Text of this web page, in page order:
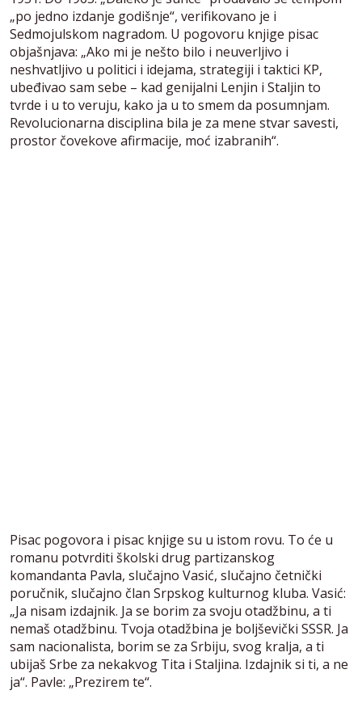
„po jedno izdanje godišnje“, verifikovano je i
Sedmojulskom nagradom. U pogovoru knjige pisac
objašnjava: „Ako mi je nešto bilo i neuverljivo i
neshvatljivo u politici i idejama, strategiji i taktici KP,
ubeđivao sam sebe – kad genijalni Lenjin i Staljin to
tvrde i u to veruju, kako ja u to smem da posumnjam.
Revolucionarna disciplina bila je za mene stvar savesti,
prostor čovekove afirmacije, moć izabranih“.
Pisac pogovora i pisac knjige su u istom rovu. To će u
romanu potvrditi školski drug partizanskog
komandanta Pavla, slučajno Vasić, slučajno četnički
poručnik, slučajno član Srpskog kulturnog kluba. Vasić:
„Ja nisam izdajnik. Ja se borim za svoju otadžbinu, a ti
nemaš otadžbinu. Tvoja otadžbina je boljševički SSSR. Ja
sam nacionalista, borim se za Srbiju, svog kralja, a ti
ubijaš Srbe za nekakvog Tita i Staljina. Izdajnik si ti, a ne
ja“. Pavle: „Prezirem te“.